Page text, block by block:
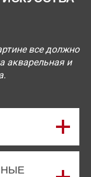
все должно
акварельная и